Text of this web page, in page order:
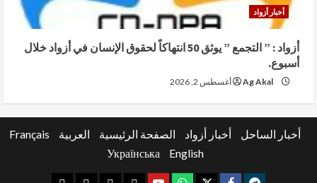
أخبار أزواد
أزواد : ” التجمع ” يوثق 50 انتهاكاً لحقوق الإنسان في أزواد خلال
أسبوع.
Ag Akal أغسطس 2, 2026
أخبار الساحل أخبار أزواد الصفحة الرئيسية العربية
Français
English
Українська